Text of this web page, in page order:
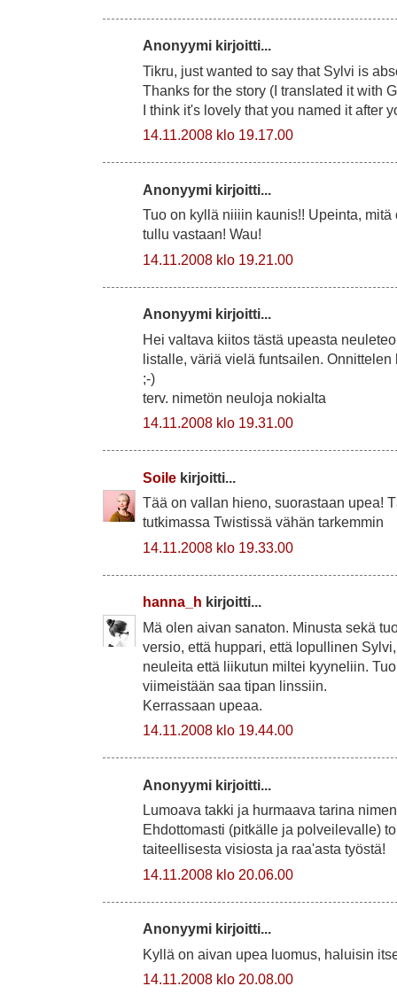
Anonyymi kirjoitti...
Tikru, just wanted to say that Sylvi is
Thanks for the story (I translated it with
I think it's lovely that you named it after
14.11.2008 klo 19.17.00
Anonyymi kirjoitti...
Tuo on kyllä niiiin kaunis!! Upeinta,
tullu vastaan! Wau!
14.11.2008 klo 19.21.00
Anonyymi kirjoitti...
Hei valtava kiitos tästä upeasta
listalle, väriä vielä funtsailen.
;-)
terv. nimetön neuloja nokialta
14.11.2008 klo 19.31.00
Soile kirjoitti...
Tää on vallan hieno, suorastaan upea!
tutkimassa Twistissä vähän tarkemmin
14.11.2008 klo 19.33.00
hanna_h kirjoitti...
Mä olen aivan sanaton. Minusta sekä
versio, että huppari, että lopullinen
neuleita että liikutun miltei kyyneliin.
viimeistään saa tipan linssiin.
Kerrassaan upeaa.
14.11.2008 klo 19.44.00
Anonyymi kirjoitti...
Lumoava takki ja hurmaava tarina
Ehdottomasti (pitkälle ja polveilevalle)
taiteellisesta visiosta ja raa'asta työstä!
14.11.2008 klo 20.06.00
Anonyymi kirjoitti...
Kyllä on aivan upea luomus, haluisin
14.11.2008 klo 20.08.00